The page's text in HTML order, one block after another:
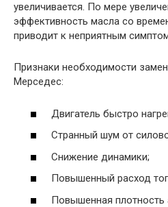
увеличивается. По мере
эффективность масла со
приводит к неприятным
Признаки необходимости
Мерседес:
Двигатель быстро
Странный шум от
Снижение динамики;
Повышенный расход
Повышенная плотность